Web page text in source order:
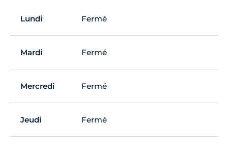
Lundi Fermé
Mardi Fermé
Mercredi Fermé
Jeudi Fermé